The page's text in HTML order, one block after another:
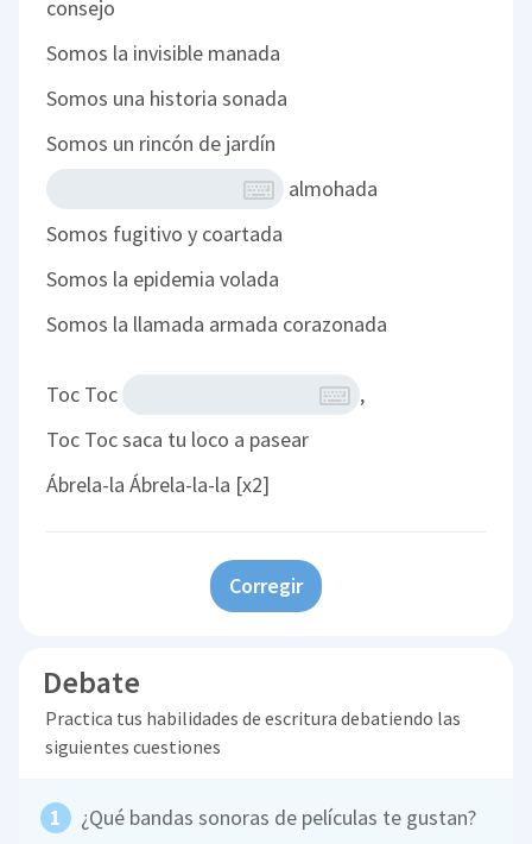
consejo
Somos la invisible manada
Somos una historia sonada
Somos un rincón de jardín
almohada
Somos fugitivo y coartada
Somos la epidemia volada
Somos la llamada armada corazonada
Toc Toc
,
Toc Toc saca tu loco a pasear
Ábrela-la Ábrela-la-la [x2]
Corregir
Debate
Practica tus habilidades de escritura debatiendo las
siguientes cuestiones
¿Qué bandas sonoras de películas te gustan?